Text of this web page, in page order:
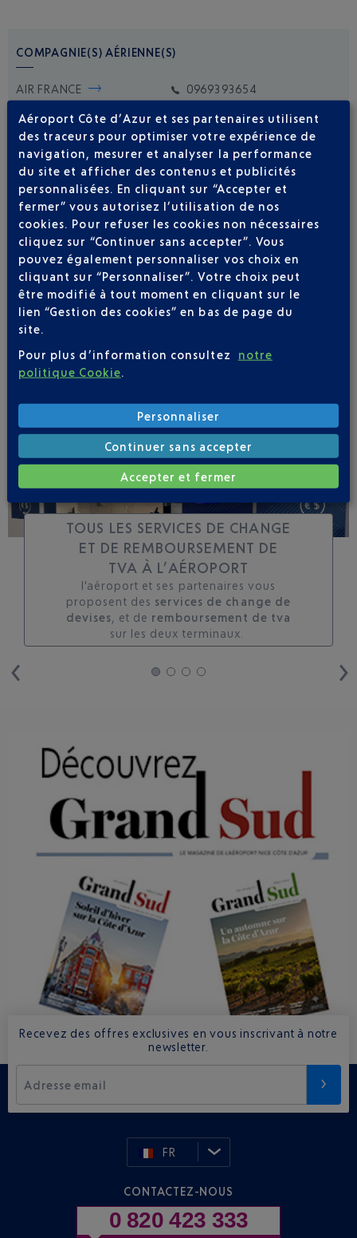
COMPAGNIE(S) AÉRIENNE(S)
AIR FRANCE
0969393654
AIR BALTIC
+371 67 006 006
Soyez notifié(e) de
toutes les évolutions
pour ce vol
TOUS LES SERVICES DE CHANGE
ET DE REMBOURSEMENT DE
TVA À L’AÉROPORT
l'aéroport et ses partenaires vous
proposent des services de change de
devises , et de remboursement de tva
sur les deux terminaux. ​
Recevez des offres exclusives en vous inscrivant à notre
newsletter.
Adresse email
FR
CONTACTEZ-NOUS
0 820 423 333
Aéroport Côte d’Azur et ses partenaires utilisent
des traceurs pour optimiser votre expérience de
navigation, mesurer et analyser la performance
du site et afficher des contenus et publicités
personnalisées. En cliquant sur “Accepter et
fermer” vous autorisez l’utilisation de nos
cookies. Pour refuser les cookies non nécessaires
cliquez sur “Continuer sans accepter”. Vous
pouvez également personnaliser vos choix en
cliquant sur “Personnaliser”. Votre choix peut
être modifié à tout moment en cliquant sur le
lien “Gestion des cookies” en bas de page du
site.
Pour plus d’information consultez
notre
politique Cookie.
Personnaliser
Continuer sans accepter
Accepter et fermer